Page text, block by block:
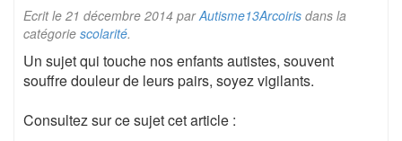
Ecrit le 21 décembre 2014 parAutisme13Arcoiris dans la
catégorie scolarité.
Un sujet qui touche nos enfants autistes, souvent
souffre douleur de leurs pairs, soyez vigilants.
Consultez sur ce sujet cet article :